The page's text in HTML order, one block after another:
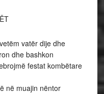
vatër dije dhe
dhe bashkon
festat kombëtare
në muajin nëntor